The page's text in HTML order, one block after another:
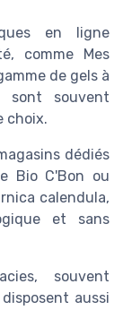
en ligne
comme Mes
de gels à
sont souvent
choix.
dédiés
Bio C'Bon ou
calendula,
et sans
souvent
aussi